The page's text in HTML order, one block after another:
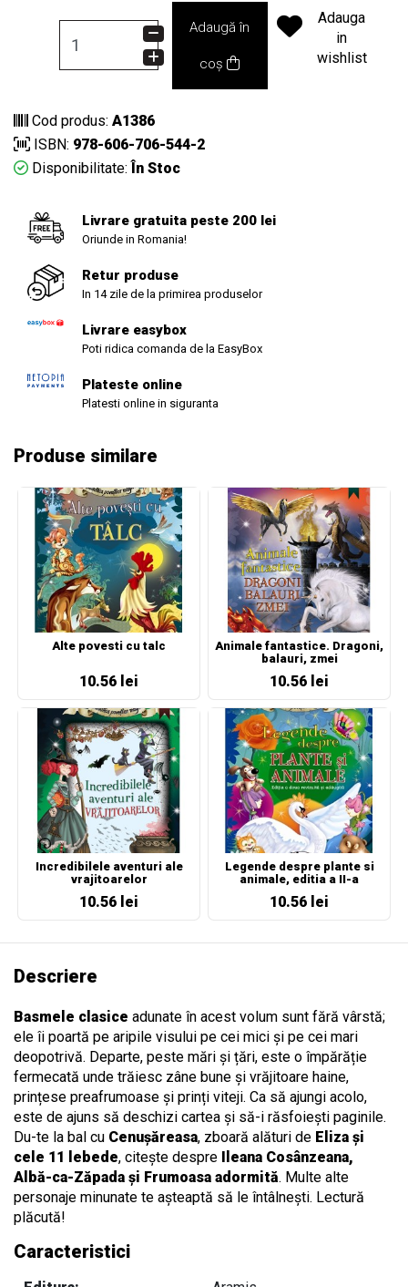
Adaugă în
coș
Adauga
in
wishlist
Cod produs: A1386
ISBN: 978-606-706-544-2
Disponibilitate: În Stoc
Livrare gratuita peste 200 lei
Oriunde in Romania!
Retur produse
In 14 zile de la primirea produselor
Livrare easybox
Poti ridica comanda de la EasyBox
Plateste online
Platesti online in siguranta
Produse similare
Alte povesti cu talc
10.56 lei
Animale fantastice. Dragoni,
balauri, zmei
10.56 lei
Incredibilele aventuri ale
vrajitoarelor
10.56 lei
Legende despre plante si
animale, editia a II-a
10.56 lei
Descriere
Basmele clasice adunate în acest volum sunt fără vârstă;
ele îi poartă pe aripile visului pe cei mici și pe cei mari
deopotrivă. Departe, peste mări și țări, este o împărăție
fermecată unde trăiesc zâne bune și vrăjitoare haine,
prințese preafrumoase și prinți viteji. Ca să ajungi acolo,
este de ajuns să deschizi cartea și să-i răsfoiești paginile.
Du-te la bal cu Cenușăreasa, zboară alături de Eliza și
cele 11 lebede, citește despre Ileana Cosânzeana,
Albă-ca-Zăpada și Frumoasa adormită. Multe alte
personaje minunate te așteaptă să le întâlnești. Lectură
plăcută!
Caracteristici